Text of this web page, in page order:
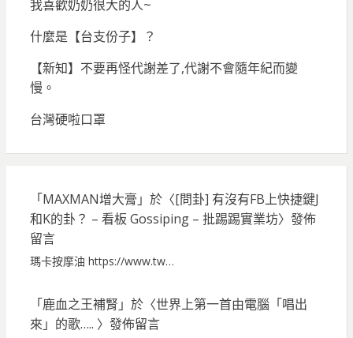
我喜歡奶奶很大的人~
什麼是【台支份子】？
【新知】不要再怪代謝差了,代謝不會隨年紀而變
慢。
台灣硬啦口罩
「MAXMAN增大膏 」於〈[問卦] 有沒有FB上快捷鍵J
和K的卦？ – 看板 Gossiping – 批踢踢實業坊〉發佈
留言
瑪卡按摩油 https://www.tw…
「鹿血之王補腎 」於〈世界上第一首由電腦「唱出
來」的歌….. 〉發佈留言